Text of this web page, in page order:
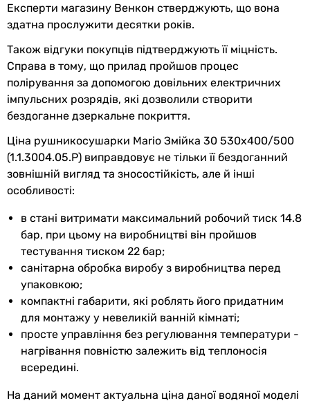
Матеріал нержавіюча сталь
Колекції Mario Змійка
EAN 4820111357208
Фізичні характеристики
Висота 530 мм
Ширина 400 мм
Міжосьова
відстань
500 мм
Вага
Колір хром
Габарити в упаковці
Ширина в
упаковці
Експерти магазину Венкон стверджують, що вона
здатна прослужити десятки років.
Також відгуки покупців підтверджують її міцність.
Справа в тому, що прилад пройшов процес
полірування за допомогою довільних електричних
імпульсних розрядів, які дозволили створити
бездоганне дзеркальне покриття.
Ціна рушникосушарки Mario Змійка 30 530х400/500
(1.1.3004.05.P) виправдовує не тільки її бездоганний
зовнішній вигляд та зносостійкість, але й інші
особливості:
в стані витримати максимальний робочий тиск 14.8
бар, при цьому на виробництві він пройшов
тестування тиском 22 бар;
санітарна обробка виробу з виробництва перед
упаковкою;
компактні габарити, які роблять його придатним
для монтажу у невеликій ванній кімнаті;
просте управління без регулювання температури -
нагрівання повністю залежить від теплоносія
всередині.
На даний момент актуальна ціна даної водяної моделі